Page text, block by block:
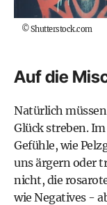
©Shutterstock.com
Auf die
Natürlich
Glück streben.
Gefühle, wie
uns ärgern oder
nicht, die
wie Negatives -